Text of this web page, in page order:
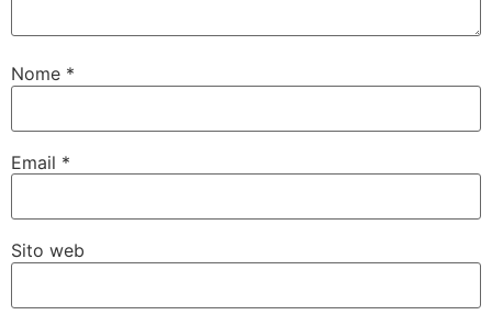
Nome *
Email *
Sito web